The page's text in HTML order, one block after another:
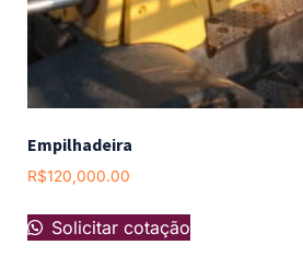
Empilhadeira
R$120,000.00
Solicitar cotação